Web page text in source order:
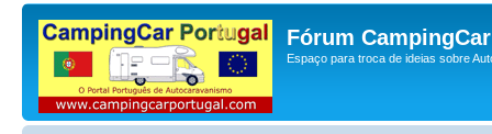
Fórum
Espaço para troca de ideias sobre